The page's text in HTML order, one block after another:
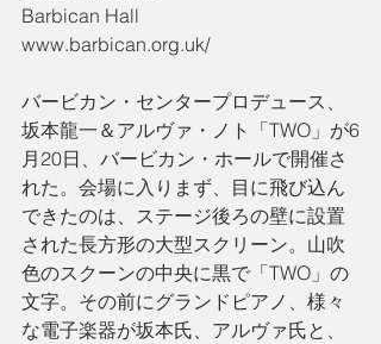
Barbican Hall
www.barbican.org.uk/
バービカン・センタープロデュース、
坂本龍一＆アルヴァ・ノト「TWO」が6
月20日、バービカン・ホールで開催さ
れた。会場に入りまず、目に飛び込ん
できたのは、ステージ後ろの壁に設置
された長方形の大型スクリーン。山吹
色のスクーンの中央に黒で「TWO」の
文字。その前にグランドピアノ、様々
な電子楽器が坂本氏、アルヴァ氏と、